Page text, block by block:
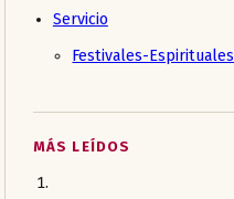
Servicio
Festivales-Espirituales
MÁS LEÍDOS